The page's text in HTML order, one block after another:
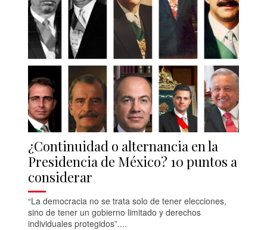
¿Continuidad o alternancia en la
Presidencia de México? 10 puntos a
considerar
“La democracia no se trata solo de tener elecciones,
sino de tener un gobierno limitado y derechos
individuales protegidos”....